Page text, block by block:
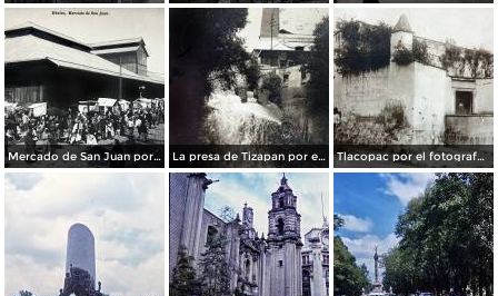
Mercado de San Juan por el fotografo Felix Miret La presa de Tizapan por el fotografo Fernando Kososky. ( Circulada el 22 de Diembre de 1910 ). Tlacopac por el fotografo Hugo Brehme.